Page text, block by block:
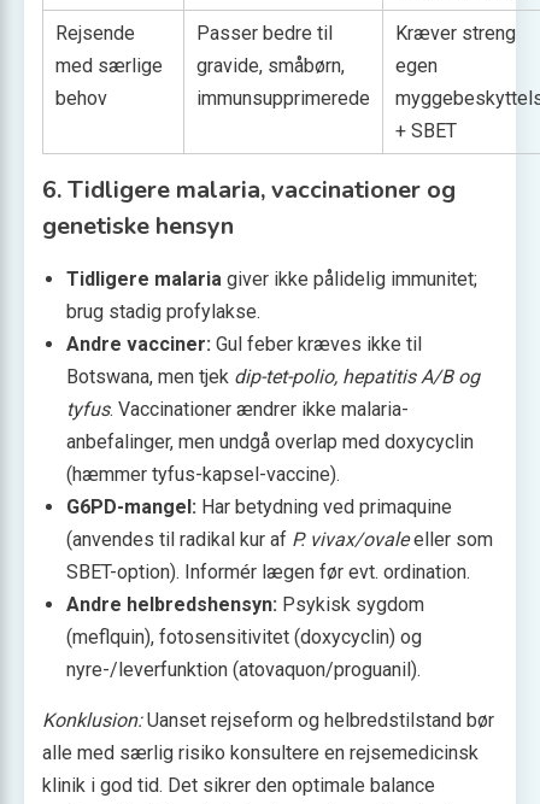
Rejsende
med særlige
behov
Passer bedre til
gravide, småbørn,
immunsupprimerede
Kræver streng
egen
+ SBET
6. Tidligere malaria, vaccinationer og
genetiske hensyn
Tidligere malaria giver ikke pålidelig immunitet;
brug stadig profylakse.
Andre vacciner: Gul feber kræves ikke til
Botswana, men tjek dip-tet-polio, hepatitis A/B og
tyfus. Vaccinationer ændrer ikke malaria-
anbefalinger, men undgå overlap med doxycyclin
(hæmmer tyfus-kapsel-vaccine).
G6PD-mangel: Har betydning ved primaquine
(anvendes til radikal kur af P. vivax/ovaleeller som
SBET-option). Informér lægen før evt. ordination.
Andre helbredshensyn: Psykisk sygdom
(meflquin), fotosensitivitet (doxycyclin) og
nyre-/leverfunktion (atovaquon/proguanil).
Konklusion:Uanset rejseform og helbredstilstand bør
alle med særlig risiko konsultere en rejsemedicinsk
klinik i god tid. Det sikrer den optimale balance